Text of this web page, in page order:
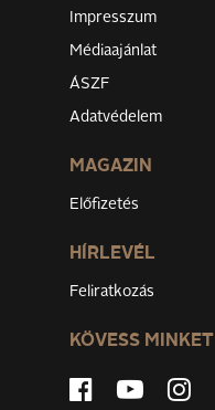
Impresszum
Médiaajánlat
ÁSZF
Adatvédelem
MAGAZIN
Előfizetés
HÍRLEVÉL
Feliratkozás
KÖVESS MINKET